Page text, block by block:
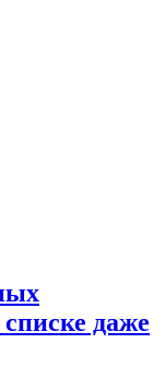
даже